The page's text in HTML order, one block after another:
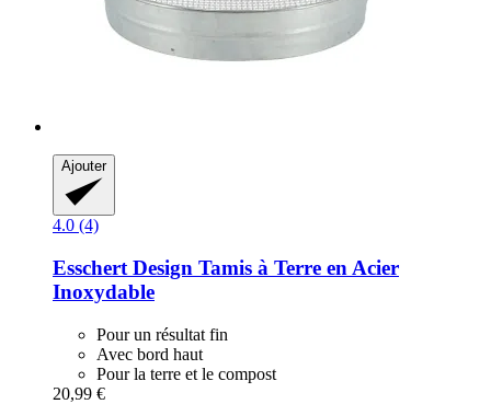
Ajouter
4.0 (4)
Esschert Design Tamis à Terre en Acier
Inoxydable
Pour un résultat fin
Avec bord haut
Pour la terre et le compost
20,99 €